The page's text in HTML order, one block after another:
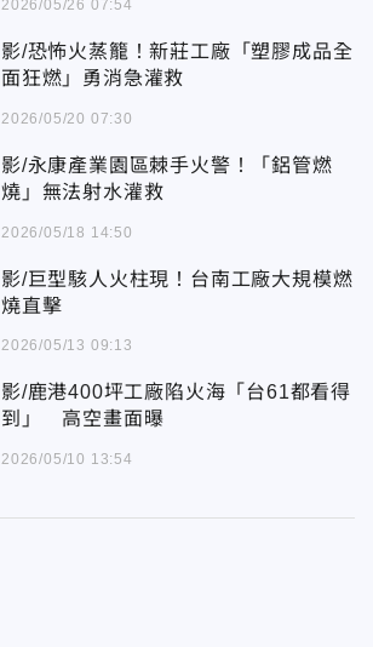
2026/05/26 07:54
影/恐怖火蒸籠！新莊工廠「塑膠成品全
面狂燃」勇消急灌救
2026/05/20 07:30
影/永康產業園區棘手火警！「鋁管燃
燒」無法射水灌救
2026/05/18 14:50
影/巨型駭人火柱現！台南工廠大規模燃
燒直擊
2026/05/13 09:13
影/鹿港400坪工廠陷火海「台61都看得
到」 高空畫面曝
2026/05/10 13:54